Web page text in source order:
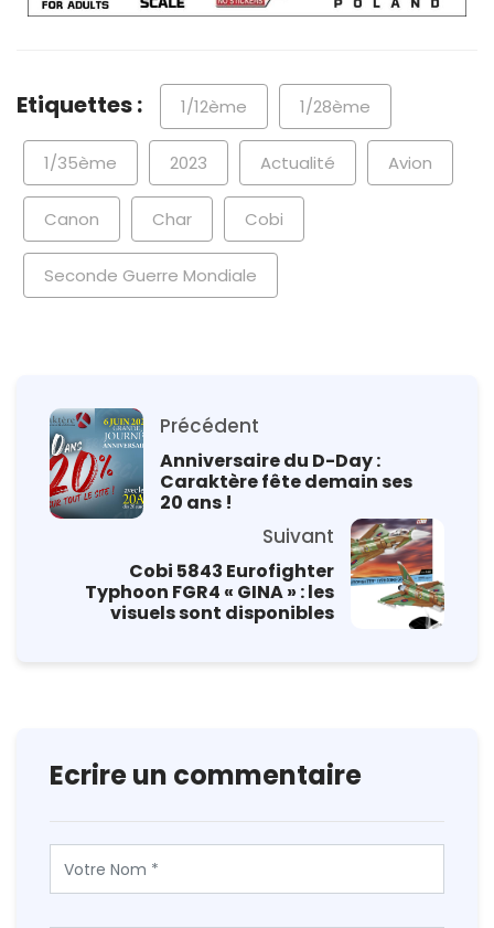
Etiquettes : 1/12ème 1/28ème
1/35ème 2023 Actualité Avion
Canon Char Cobi
Seconde Guerre Mondiale
Précédent
Anniversaire du D-Day :
Caraktère fête demain ses
20 ans !
Suivant
Cobi 5843 Eurofighter
Typhoon FGR4 « GINA » : les
visuels sont disponibles
Ecrire un commentaire